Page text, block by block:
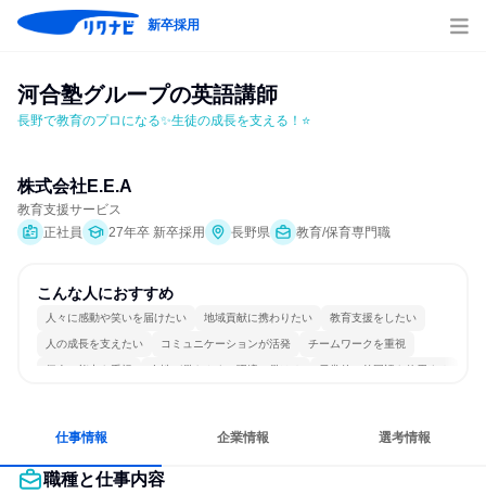
新卒採用
河合塾グループの英語講師
長野で教育のプロになる✨生徒の成長を支える！⭐
株式会社E.E.A
教育支援サービス
正社員
27年卒 新卒採用 長野県 教育/保育専門職
こんな人におすすめ
人々に感動や笑いを届けたい 地域貢献に携わりたい 教育支援をしたい
人の成長を支えたい コミュニケーションが活発 チームワークを重視
個人の能力を重視 女性が働きやすい環境で働ける 日常的に外国語を使用する
仕事情報 企業情報 選考情報
職種と仕事内容